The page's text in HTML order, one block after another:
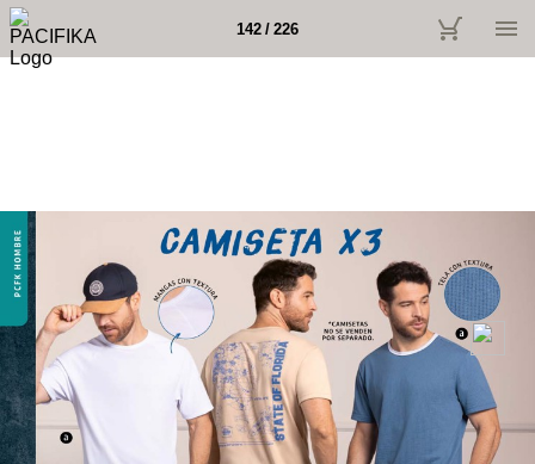
142 / 226